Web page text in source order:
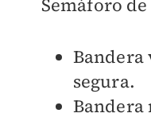
Semáforo de
Bandera
segura.